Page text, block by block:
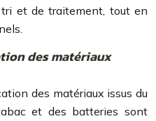
et de traitement, tout en
des matériaux
des matériaux issus du
et des batteries sont